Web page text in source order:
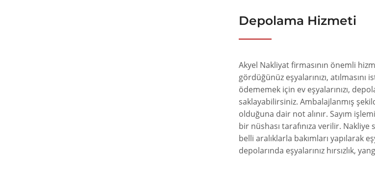
Depolama Hizmeti
Akyel Nakliyat firmasının önemli
gördüğünüz eşyalarınızı, atılmasını
ödememek için ev eşyalarınızı,
saklayabilirsiniz. Ambalajlanmış
olduğuna dair not alınır. Sayım
bir nüshası tarafınıza verilir. Nakliye
belli aralıklarla bakımları yapılarak
depolarında eşyalarınız hırsızlık,